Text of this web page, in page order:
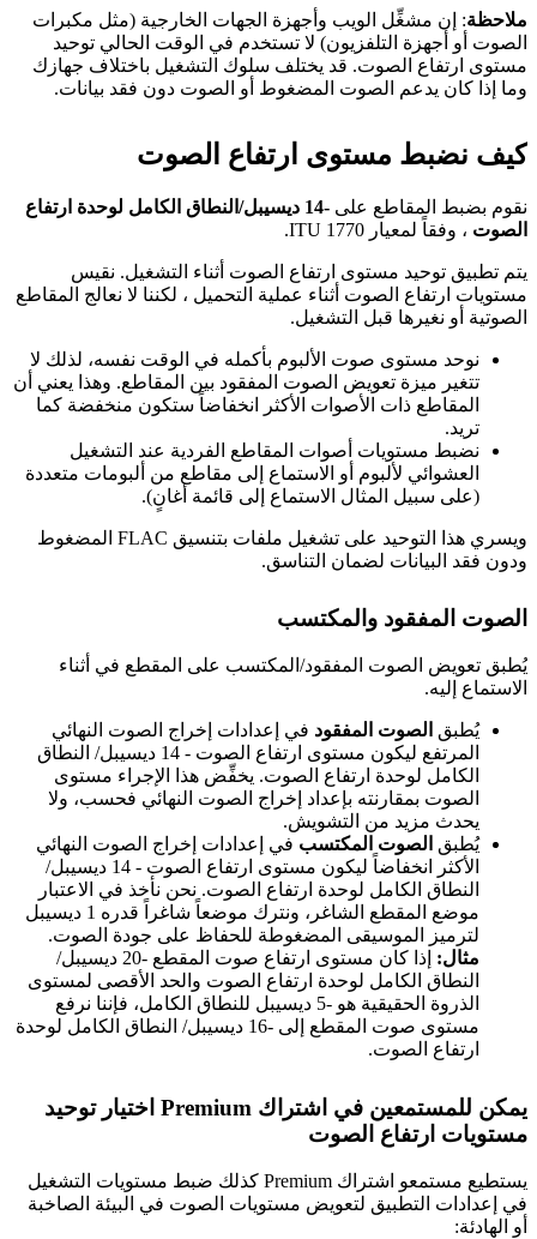
ملاحظة: إن مشغِّل الويب وأجهزة الجهات الخارجية (مثل مكبرات
الصوت أو أجهزة التلفزيون) لا تستخدم في الوقت الحالي توحيد
مستوى ارتفاع الصوت. قد يختلف سلوك التشغيل باختلاف جهازك
وما إذا كان يدعم الصوت المضغوط أو الصوت دون فقد بيانات.
كيف نضبط مستوى ارتفاع الصوت
نقوم بضبط المقاطع على
-14 ديسيبل/النطاق الكامل لوحدة ارتفاع
الصوت ، وفقاً لمعيار ITU 1770.
يتم تطبيق توحيد مستوى ارتفاع الصوت أثناء التشغيل. نقيس
مستويات ارتفاع الصوت أثناء عملية التحميل ، لكننا لا نعالج المقاطع
الصوتية أو نغيرها قبل التشغيل.
نوحد مستوى صوت الألبوم بأكمله في الوقت نفسه، لذلك لا
تتغير ميزة تعويض الصوت المفقود بين المقاطع. وهذا يعني أن
المقاطع ذات الأصوات الأكثر انخفاضاً ستكون منخفضة كما
تريد.
نضبط مستويات أصوات المقاطع الفردية عند التشغيل
العشوائي لألبوم أو الاستماع إلى مقاطع من ألبومات متعددة
(على سبيل المثال الاستماع إلى قائمة أغانٍ).
ويسري هذا التوحيد على تشغيل ملفات بتنسيق FLAC المضغوط
ودون فقد البيانات لضمان التناسق.
الصوت المفقود والمكتسب
يُطبق تعويض الصوت المفقود/المكتسب على المقطع في أثناء
الاستماع إليه.
يُطبق الصوت المفقود في إعدادات إخراج الصوت النهائي
المرتفع ليكون مستوى ارتفاع الصوت - 14 ديسيبل/ النطاق
الكامل لوحدة ارتفاع الصوت. يخفِّض هذا الإجراء مستوى
الصوت بمقارنته بإعداد إخراج الصوت النهائي فحسب، ولا
يحدث مزيد من التشويش.
يُطبق الصوت المكتسب في إعدادات إخراج الصوت النهائي
الأكثر انخفاضاً ليكون مستوى ارتفاع الصوت - 14 ديسيبل/
النطاق الكامل لوحدة ارتفاع الصوت. نحن نأخذ في الاعتبار
موضع المقطع الشاغر، ونترك موضعاً شاغراً قدره 1 ديسيبل
لترميز الموسيقى المضغوطة للحفاظ على جودة الصوت.
مثال:
إذا كان مستوى ارتفاع صوت المقطع -20 ديسيبل/
النطاق الكامل لوحدة ارتفاع الصوت والحد الأقصى لمستوى
الذروة الحقيقية هو -5 ديسيبل للنطاق الكامل، فإننا نرفع
مستوى صوت المقطع إلى -16 ديسيبل/ النطاق الكامل لوحدة
ارتفاع الصوت.
يمكن للمستمعين في اشتراك Premium اختيار توحيد
مستويات ارتفاع الصوت
يستطيع مستمعو اشتراك Premium كذلك ضبط مستويات التشغيل
في إعدادات التطبيق لتعويض مستويات الصوت في البيئة الصاخبة
أو الهادئة: